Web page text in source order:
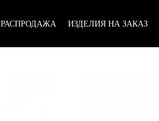
РАСПРОДАЖА ИЗДЕЛИЯ НА ЗАКАЗ